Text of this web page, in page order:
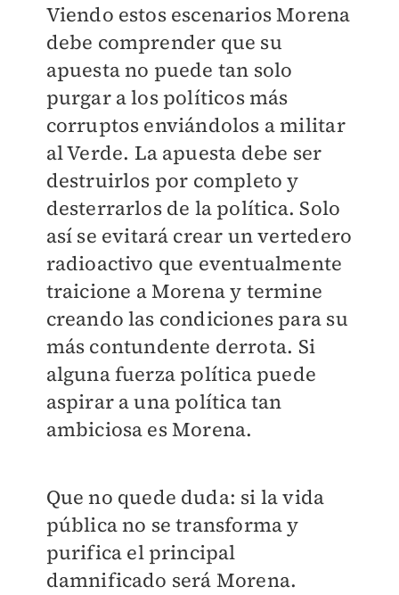
Viendo estos escenarios Morena
debe comprender que su
apuesta no puede tan solo
purgar a los políticos más
corruptos enviándolos a militar
al Verde. La apuesta debe ser
destruirlos por completo y
desterrarlos de la política. Solo
así se evitará crear un vertedero
radioactivo que eventualmente
traicione a Morena y termine
creando las condiciones para su
más contundente derrota. Si
alguna fuerza política puede
aspirar a una política tan
ambiciosa es Morena.
Que no quede duda: si la vida
pública no se transforma y
purifica el principal
damnificado será Morena.